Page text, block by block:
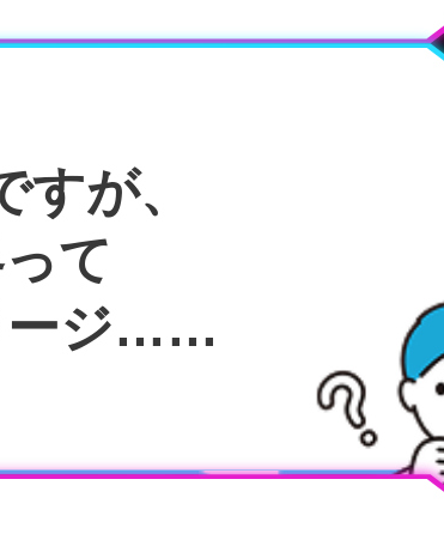
すが、
て
ージ……